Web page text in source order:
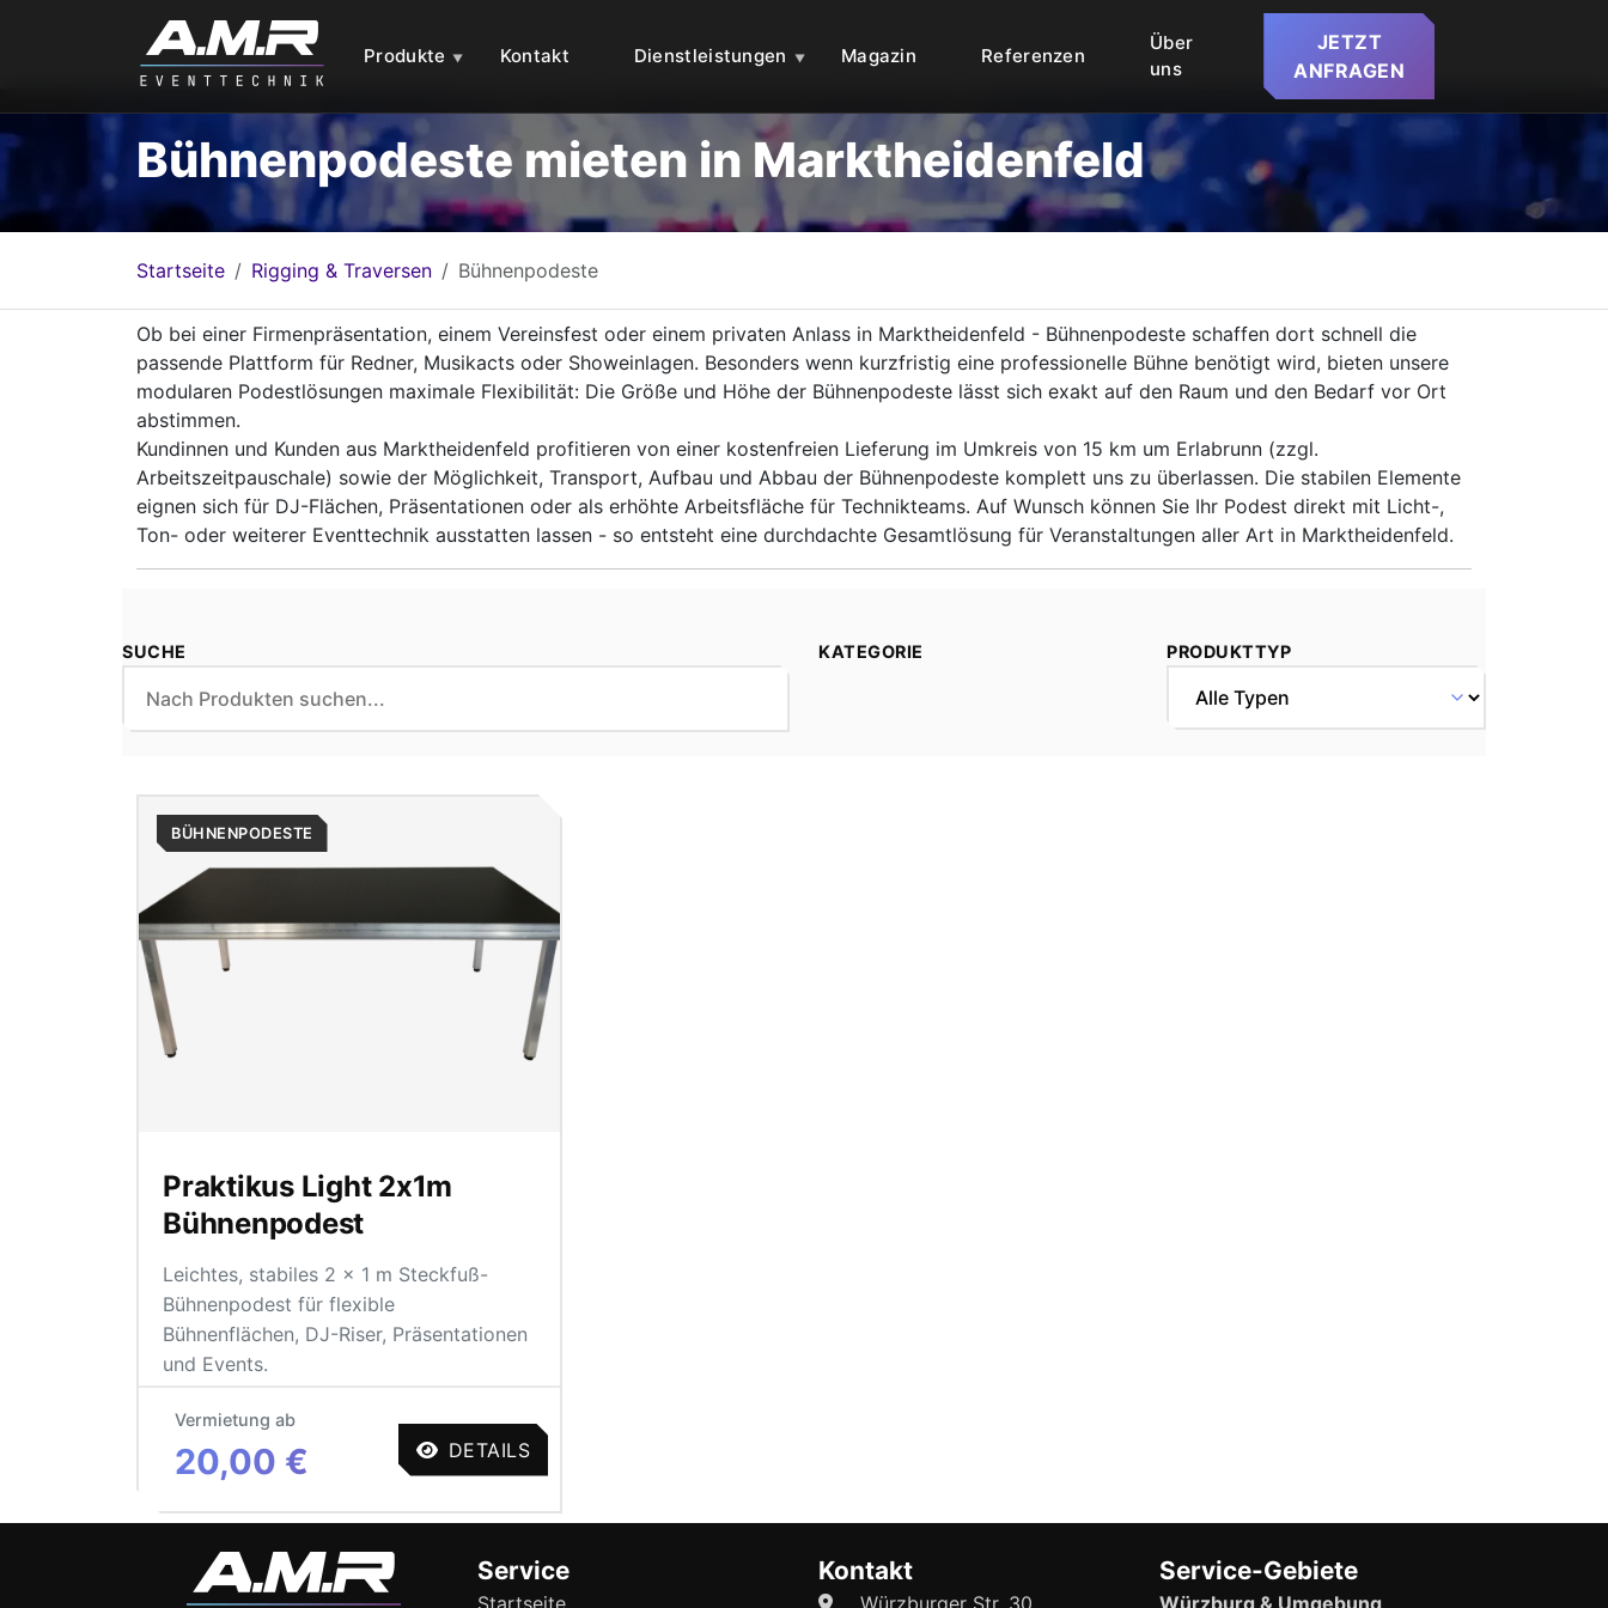
Produkte Kontakt Dienstleistungen Magazin Referenzen
Über
uns
JETZT
ANFRAGEN
Bühnenpodeste mieten in Marktheidenfeld
Startseite Rigging & Traversen Bühnenpodeste
Ob bei einer Firmenpräsentation, einem Vereinsfest oder einem privaten Anlass in Marktheidenfeld - Bühnenpodeste schaffen dort schnell die
passende Plattform für Redner, Musikacts oder Showeinlagen. Besonders wenn kurzfristig eine professionelle Bühne benötigt wird, bieten unsere
modularen Podestlösungen maximale Flexibilität: Die Größe und Höhe der Bühnenpodeste lässt sich exakt auf den Raum und den Bedarf vor Ort
abstimmen.
Kundinnen und Kunden aus Marktheidenfeld profitieren von einer kostenfreien Lieferung im Umkreis von 15 km um Erlabrunn (zzgl.
Arbeitszeitpauschale) sowie der Möglichkeit, Transport, Aufbau und Abbau der Bühnenpodeste komplett uns zu überlassen. Die stabilen Elemente
eignen sich für DJ-Flächen, Präsentationen oder als erhöhte Arbeitsfläche für Technikteams. Auf Wunsch können Sie Ihr Podest direkt mit Licht-,
Ton- oder weiterer Eventtechnik ausstatten lassen - so entsteht eine durchdachte Gesamtlösung für Veranstaltungen aller Art in Marktheidenfeld.
SUCHE KATEGORIE PRODUKTTYP
BÜHNENPODESTE
Praktikus Light 2x1m
Bühnenpodest
Leichtes, stabiles 2 × 1 m Steckfuß-
Bühnenpodest für flexible
Bühnenflächen, DJ-Riser, Präsentationen
und Events.
Vermietung ab
20,00 € DETAILS
Service
Startseite
Kontakt
Würzburger Str. 30
Service-Gebiete
Würzburg & Umgebung